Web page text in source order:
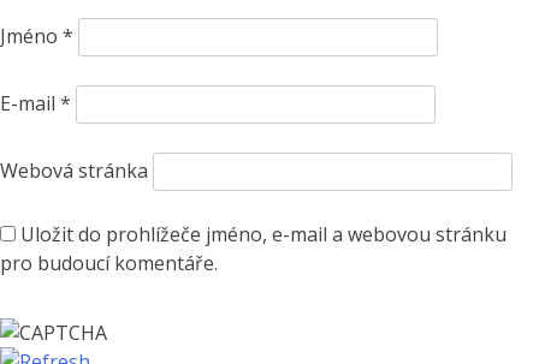
Jméno *
E-mail *
Webová stránka
Uložit do prohlížeče jméno, e-mail a webovou stránku
pro budoucí komentáře.